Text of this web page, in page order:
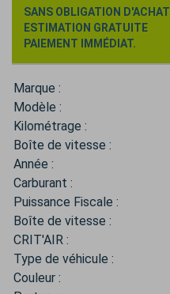
SANS OBLIGATION D'ACHAT
ESTIMATION GRATUITE
PAIEMENT IMMÉDIAT.
Marque :
Modèle :
Kilométrage :
Boîte de vitesse :
Année :
Carburant :
Puissance Fiscale :
Boîte de vitesse :
CRIT'AIR :
Type de véhicule :
Couleur :